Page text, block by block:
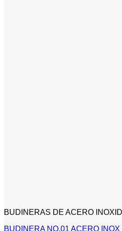
BUDINERAS DE ACERO
BUDINERA NO.01 ACERO